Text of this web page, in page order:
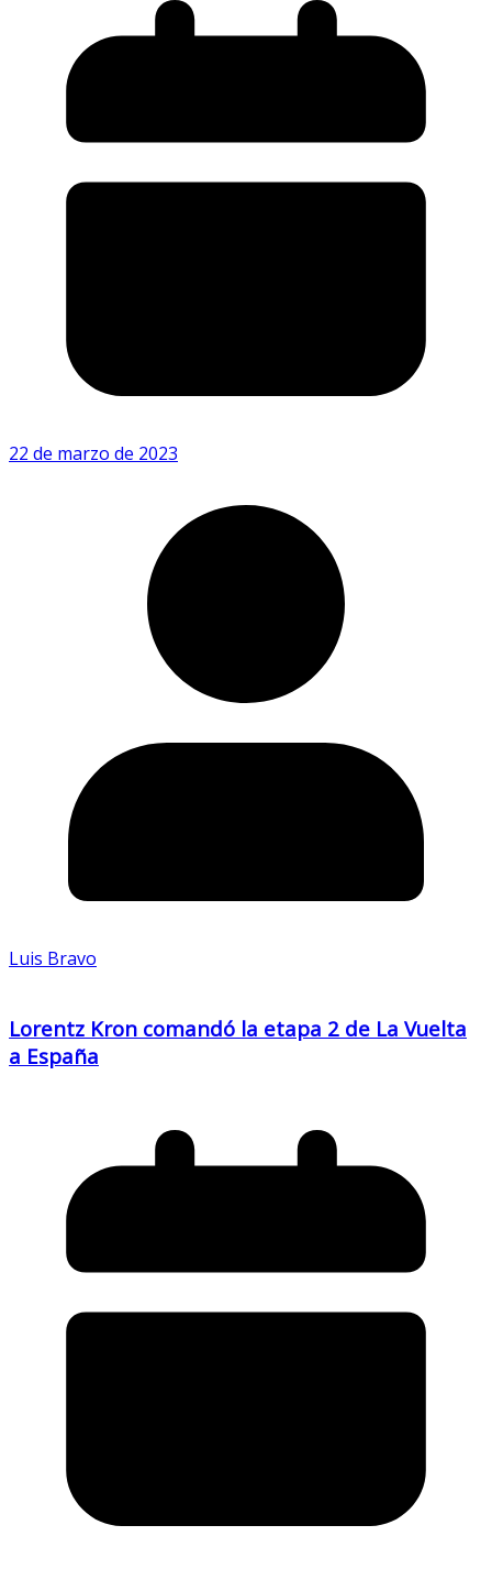
22 de marzo de 2023
Luis Bravo
Lorentz Kron comandó la etapa 2 de La Vuelta
a España